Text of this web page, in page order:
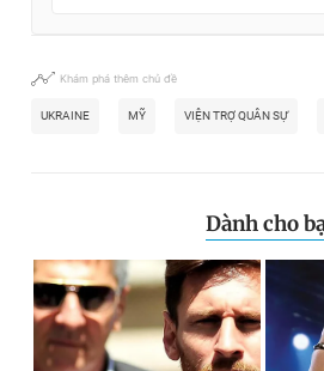
Khám phá thêm chủ đề
UKRAINE MỸ VIỆN TRỢ QUÂN SỰ